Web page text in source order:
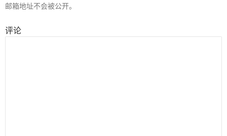
邮箱地址不会被公开。
评论